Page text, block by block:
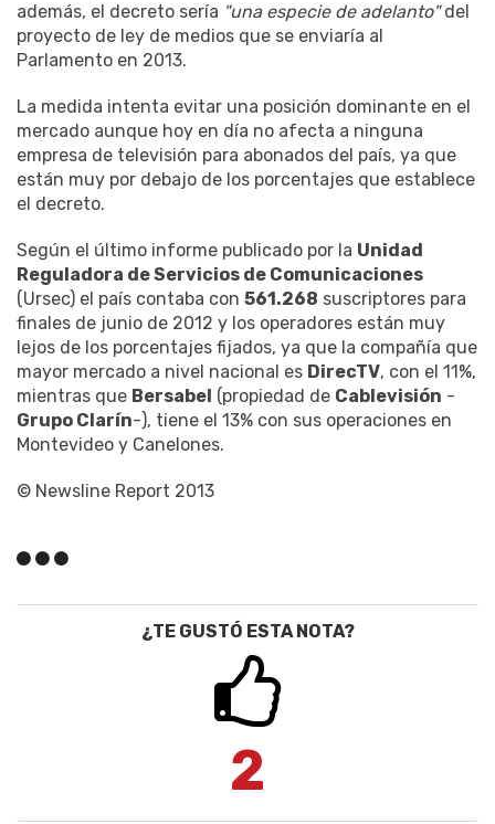
además, el decreto sería "una especie de adelanto"del
proyecto de ley de medios que se enviaría al
Parlamento en 2013.
La medida intenta evitar una posición dominante en el
mercado aunque hoy en día no afecta a ninguna
empresa de televisión para abonados del país, ya que
están muy por debajo de los porcentajes que establece
el decreto.
Según el último informe publicado por la Unidad
Reguladora de Servicios de Comunicaciones
(Ursec) el país contaba con 561.268 suscriptores para
finales de junio de 2012 y los operadores están muy
lejos de los porcentajes fijados, ya que la compañía que
mayor mercado a nivel nacional es DirecTV, con el 11%,
mientras que Bersabel (propiedad de Cablevisión -
Grupo Clarín-), tiene el 13% con sus operaciones en
Montevideo y Canelones.
© Newsline Report 2013
¿TE GUSTÓ ESTA NOTA?
2